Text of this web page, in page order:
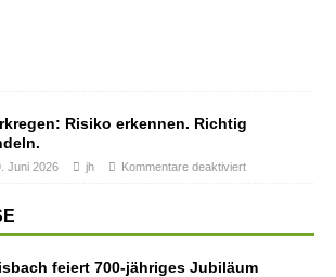
Risiko erkennen. Richtig
Juni 2026 jh Kommentare deaktiviert
feiert 700-jähriges Jubiläum